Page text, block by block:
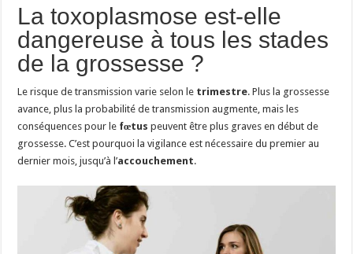
La toxoplasmose est-elle
dangereuse à tous les stades
de la grossesse ?
Le risque de transmission varie selon le trimestre. Plus la grossesse
avance, plus la probabilité de transmission augmente, mais les
conséquences pour le fœtus peuvent être plus graves en début de
grossesse. C’est pourquoi la vigilance est nécessaire du premier au
dernier mois, jusqu’à l’accouchement.